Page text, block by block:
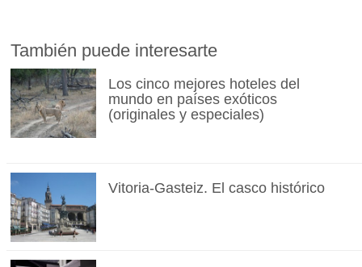
También puede interesarte
Los cinco mejores hoteles del
mundo en países exóticos
(originales y especiales)
Vitoria-Gasteiz. El casco histórico